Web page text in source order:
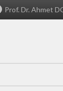
Prof. Dr. Ahmet